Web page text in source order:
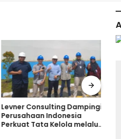
Levner Consulting Dampingi
Perusahaan Indonesia
Perkuat Tata Kelola melalui